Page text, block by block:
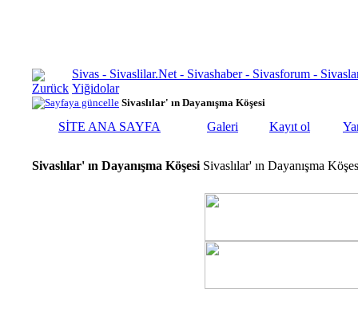
Sivas - Sivaslilar.Net - Sivashaber - Sivasforum -
Yiğidolar
Sivaslılar' ın Dayanışma Köşesi
SİTE ANA SAYFA Galeri Kayıt ol
Sivaslılar' ın Dayanışma Köşesi Sivaslılar' ın Dayanışma